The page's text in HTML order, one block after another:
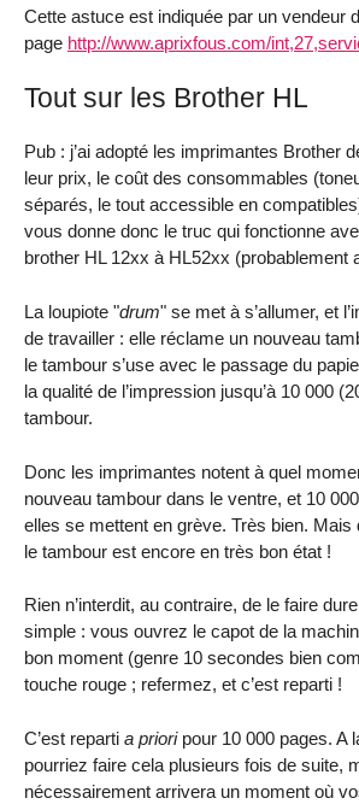
Cette astuce est indiquée par un vendeur
page http://www.aprixfous.com/
Tout sur les Brother HL
Pub : j’ai adopté les imprimantes Brother
leur prix, le coût des consommables
séparés, le tout accessible en
vous donne donc le truc qui fonctionne
brother HL 12xx à HL52xx (probablement
La loupiote "drum" se met à s’allumer, et
de travailler : elle réclame un nouveau
le tambour s’use avec le passage du
la qualité de l’impression jusqu’à 10 000
tambour.
Donc les imprimantes notent à quel
nouveau tambour dans le ventre, et 10
elles se mettent en grève. Très bien. Mais
le tambour est encore en très bon état !
Rien n’interdit, au contraire, de le faire
simple : vous ouvrez le capot de la
bon moment (genre 10 secondes bien
touche rouge ; refermez, et c’est reparti !
C’est reparti a prioripour 10 000 pages. A
pourriez faire cela plusieurs fois de suite,
nécessairement arrivera un moment où